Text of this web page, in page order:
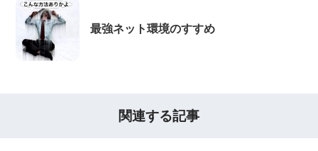
最強ネット環境のすすめ
関連する記事